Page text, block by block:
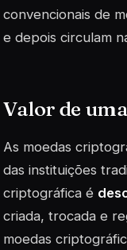
convencionais de
e depois circulam
Valor de
As moedas
das instituições
criptográfica é
criada, trocada e
moedas